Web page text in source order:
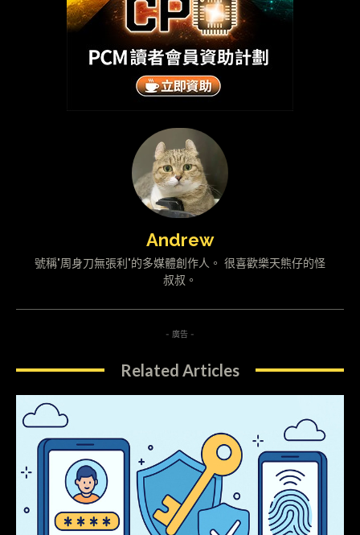
Andrew
號稱"周身刀無張利"的多媒體創作人。 很喜歡樂天熊仔的怪
叔叔。
- 廣告 -
Related Articles